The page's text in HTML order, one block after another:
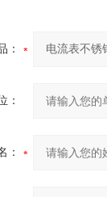
：
：
：